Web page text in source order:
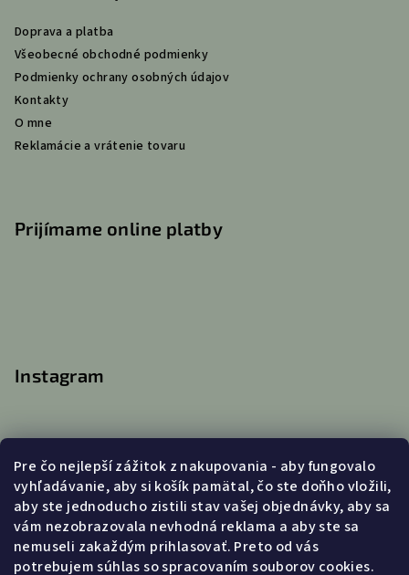
Pre čo nejlepší zážitok z nakupovania - aby fungovalo
vyhľadávanie, aby si košík pamätal, čo ste doňho vložili,
aby ste jednoducho zistili stav vašej objednávky, aby sa
vám nezobrazovala nevhodná reklama a aby ste sa
nemuseli zakaždým prihlasovať. Preto od vás
potrebujem súhlas so spracovaním souborov cookies.
Doprava a platba
Všeobecné obchodné podmienky
Podmienky ochrany osobných údajov
Kontakty
O mne
Reklamácie a vrátenie tovaru
Prijímame online platby
Instagram
Kontakt
info@lanatvori.sk
0903031179 (po-pia 9:00 - 16:00)